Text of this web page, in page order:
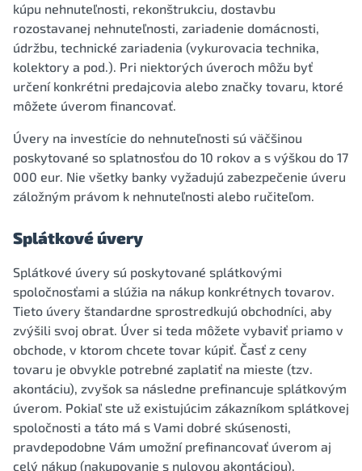
kúpu nehnuteľnosti, rekonštrukciu, dostavbu
rozostavanej nehnuteľnosti, zariadenie domácnosti,
údržbu, technické zariadenia (vykurovacia technika,
kolektory a pod.). Pri niektorých úveroch môžu byť
určení konkrétni predajcovia alebo značky tovaru, ktoré
môžete úverom financovať.
Úvery na investície do nehnuteľnosti sú väčšinou
poskytované so splatnosťou do 10 rokov a s výškou do 17
000 eur. Nie všetky banky vyžadujú zabezpečenie úveru
záložným právom k nehnuteľnosti alebo ručiteľom.
Splátkové úvery
Splátkové úvery sú poskytované splátkovými
spoločnosťami a slúžia na nákup konkrétnych tovarov.
Tieto úvery štandardne sprostredkujú obchodníci, aby
zvýšili svoj obrat. Úver si teda môžete vybaviť priamo v
obchode, v ktorom chcete tovar kúpiť. Časť z ceny
tovaru je obvykle potrebné zaplatiť na mieste (tzv.
akontáciu), zvyšok sa následne prefinancuje splátkovým
úverom. Pokiaľ ste už existujúcim zákazníkom splátkovej
spoločnosti a táto má s Vami dobré skúsenosti,
pravdepodobne Vám umožní prefinancovať úverom aj
celý nákup (nakupovanie s nulovou akontáciou).